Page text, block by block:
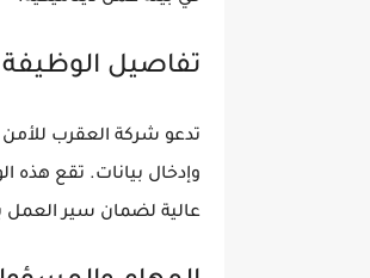
تفاصيل الوظيفة
تدعو شركة العقرب للأمن
وإدخال بيانات. تقع هذه
عالية لضمان سير العمل